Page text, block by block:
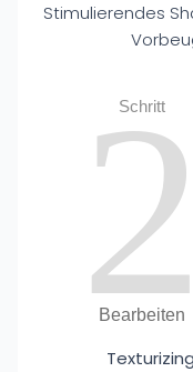
Stimulierendes
Schritt
2
Bearbeiten